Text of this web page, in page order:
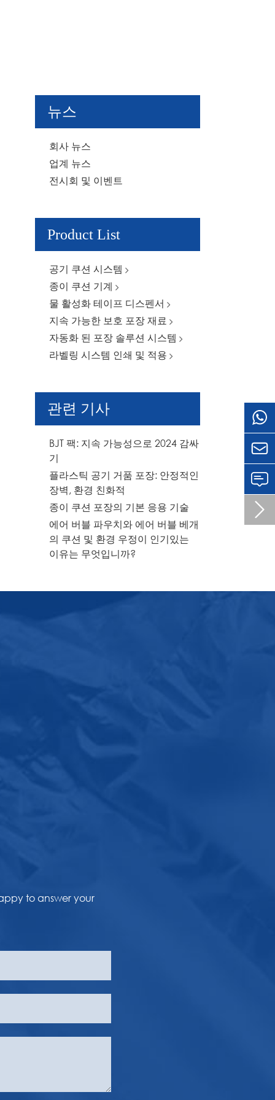
뉴스
회사 뉴스
업계 뉴스
전시회 및 이벤트
Product List
공기 쿠션 시스템
종이 쿠션 기계
물 활성화 테이프 디스펜서
지속 가능한 보호 포장 재료
자동화 된 포장 솔루션 시스템
라벨링 시스템 인쇄 및 적용
관련 기사
BJT 팩: 지속 가능성으로 2024 감싸
기
플라스틱 공기 거품 포장: 안정적인
장벽, 환경 친화적
종이 쿠션 포장의 기본 응용 기술
에어 버블 파우치와 에어 버블 베개
의 쿠션 및 환경 우정이 인기있는
이유는 무엇입니까?
to answer your

